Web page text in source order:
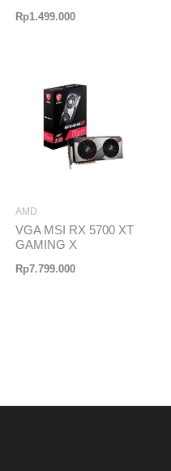
Rp1.499.000
AMD
VGA MSI RX 5700 XT
GAMING X
Rp7.799.000